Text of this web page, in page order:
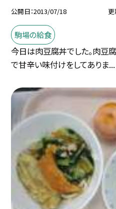
公開日 2013/07/18 更
駒場の給食
今日は肉豆腐丼でした。肉豆
で甘辛い味付けをしてありま...